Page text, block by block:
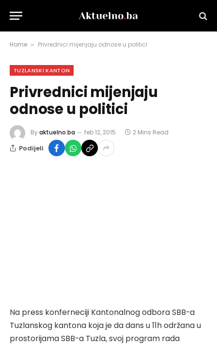
Home » Privrednici mijenjaju odnose u politici
TUZLANSKI KANTON
Privrednici mijenjaju
odnose u politici
Byaktuelno.ba feb 12, 2015 2 Mins Read
Podijeli
Na press konferneciji Kantonalnog odbora SBB-a
Tuzlanskog kantona koja je da dans u 11h održana u
prostorijama SBB-a Tuzla, svoj program rada